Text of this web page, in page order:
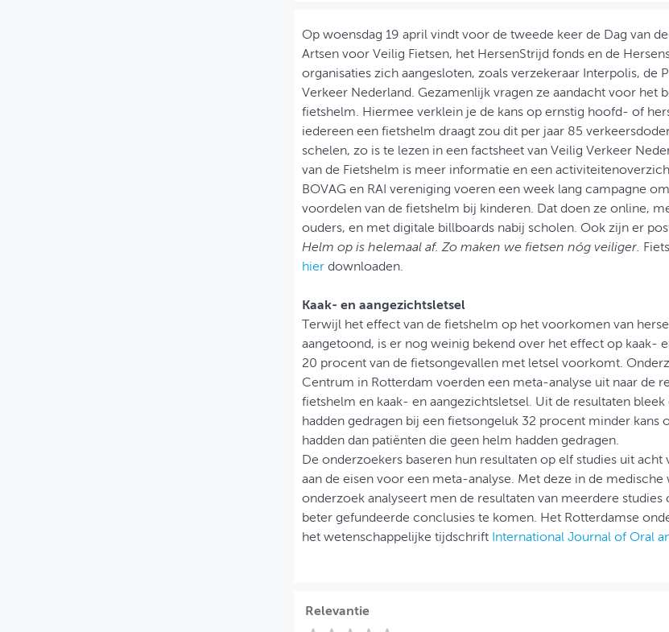
Op woensdag 19 april vindt voor de tweede keer de Dag van
Artsen voor Veilig Fietsen, het HersenStrijd fonds en de
organisaties zich aangesloten, zoals verzekeraar Interpolis, de
Verkeer Nederland. Gezamenlijk vragen ze aandacht voor het
fietshelm. Hiermee verklein je de kans op ernstig hoofd- of
iedereen een fietshelm draagt zou dit per jaar 85
schelen, zo is te lezen in een factsheet van Veilig Verkeer
van de Fietshelm is meer informatie en een
BOVAG en RAI vereniging voeren een week lang campagne
voordelen van de fietshelm bij kinderen. Dat doen ze online,
ouders, en met digitale billboards nabij scholen. Ook zijn er
Helm op is helemaal af. Zo maken we fietsen nóg veiliger.
hierdownloaden.
Kaak- en aangezichtsletsel
Terwijl het effect van de fietshelm op het voorkomen van
aangetoond, is er nog weinig bekend over het effect op kaak-
20 procent van de fietsongevallen met letsel voorkomt.
Centrum in Rotterdam voerden een meta-analyse uit naar de
fietshelm en kaak- en aangezichtsletsel. Uit de resultaten
hadden gedragen bij een fietsongeluk 32 procent minder kans
hadden dan patiënten die geen helm hadden gedragen.
De onderzoekers baseren hun resultaten op elf studies uit
aan de eisen voor een meta-analyse. Met deze in de
onderzoek analyseert men de resultaten van meerdere
beter gefundeerde conclusies te komen. Het Rotterdamse
het wetenschappelijke tijdschrift International Journal of Oral
Relevantie